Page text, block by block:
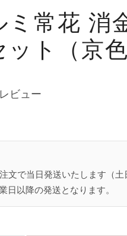
ミ常花 消
ト（京色
ビュー
文で当日発送いたします（
日以降の発送となります。